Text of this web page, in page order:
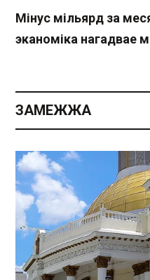
Мінус мільярд за
эканоміка нагадвае
ЗАМЕЖЖА